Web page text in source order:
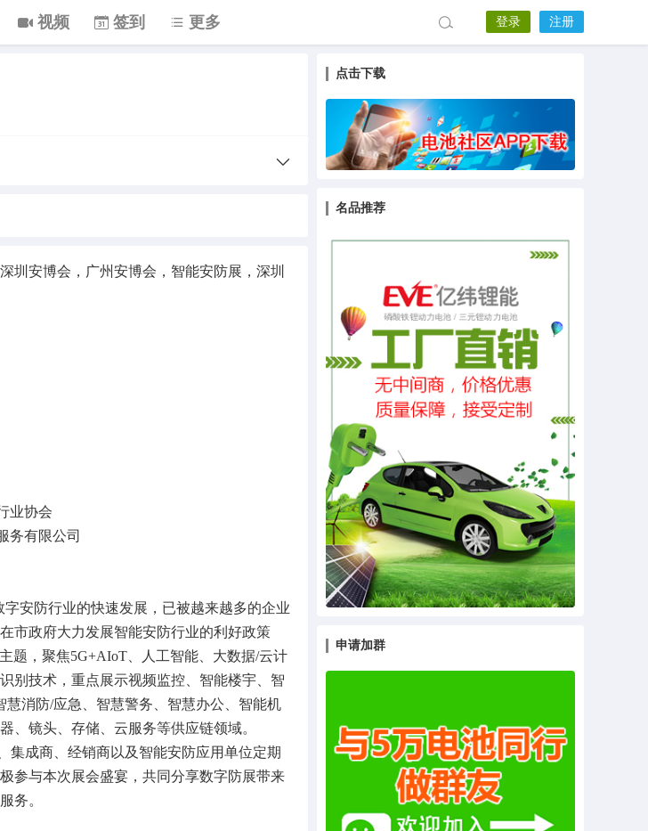
视频 签到 更多 登录 注册
圳安博会，广州安博会，智能安防展，深圳
业协会
务有限公司
安防行业的快速发展，已被越来越多的企业
市政府大力发展智能安防行业的利好政策
题，聚焦5G+AIoT、人工智能、大数据/云计
别技术，重点展示视频监控、智能楼宇、智
消防/应急、智慧警务、智慧办公、智能机
、镜头、存储、云服务等供应链领域。
成商、经销商以及智能安防应用单位定期
参与本次展会盛宴，共同分享数字防展带来
务。
点击下载
名品推荐
申请加群